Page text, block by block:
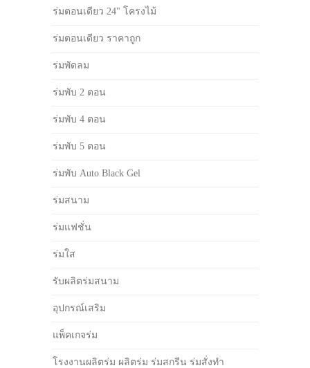
ร่มตอนเดียว 24" โครงไม้
ร่มตอนเดียว ราคาถูก
ร่มพัดลม
ร่มพับ 2 ตอน
ร่มพับ 4 ตอน
ร่มพับ 5 ตอน
ร่มพับ Auto Black Gel
ร่มสนาม
ร่มแฟชั่น
ร่มใส
รับผลิตร่มสนาม
อุปกรณ์เสริม
แพ็คเกจร่ม
โรงงานผลิตร่ม ผลิตร่ม ร่มสกรีน ร่มสั่งทำ